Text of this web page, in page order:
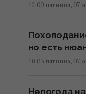
12:00 пятница, 07
но есть
10:03 пятница, 07
Непогода